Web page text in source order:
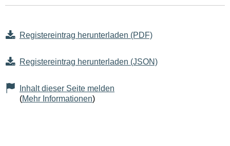
Registereintrag herunterladen (PDF)
Registereintrag herunterladen (JSON)
Inhalt dieser Seite melden
(Mehr Informationen)